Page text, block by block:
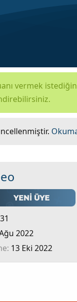
vermek
31
2022
13 Eki 2022